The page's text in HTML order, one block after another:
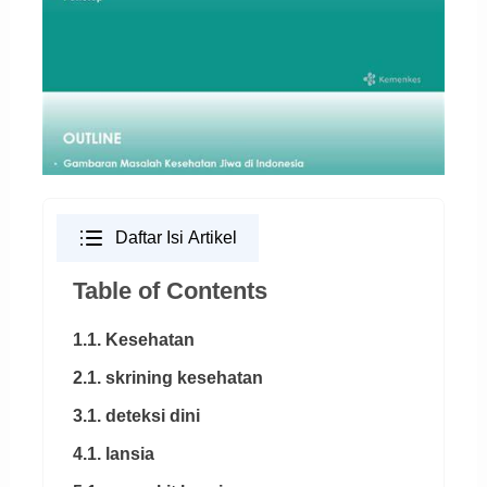
Daftar Isi Artikel
Table of Contents
1.1. Kesehatan
2.1. skrining kesehatan
3.1. deteksi dini
4.1. lansia